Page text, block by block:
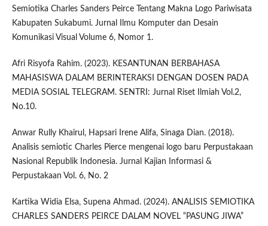
Semiotika Charles Sanders Peirce Tentang Makna Logo Pariwisata
Kabupaten Sukabumi. Jurnal Ilmu Komputer dan Desain
Komunikasi Visual Volume 6, Nomor 1.
Afri Risyofa Rahim. (2023). KESANTUNAN BERBAHASA
MAHASISWA DALAM BERINTERAKSI DENGAN DOSEN PADA
MEDIA SOSIAL TELEGRAM. SENTRI: Jurnal Riset Ilmiah Vol.2,
No.10.
Anwar Rully Khairul, Hapsari Irene Alifa, Sinaga Dian. (2018).
Analisis semiotic Charles Pierce mengenai logo baru Perpustakaan
Nasional Republik Indonesia. Jurnal Kajian Informasi &
Perpustakaan Vol. 6, No. 2
Kartika Widia Elsa, Supena Ahmad. (2024). ANALISIS SEMIOTIKA
CHARLES SANDERS PEIRCE DALAM NOVEL “PASUNG JIWA”